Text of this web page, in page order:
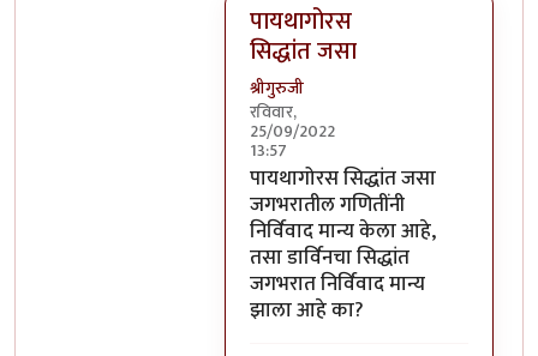
पायथागोरस
सिद्धांत जसा
श्रीगुरुजी
रविवार,
25/09/2022
13:57
In reply toउत्क्रांती आणि स्पेसिएशनचे
पायथागोरस सिद्धांत जसा
जगभरातील गणितींनी
निर्विवाद मान्य केला आहे,
तसा डार्विनचा सिद्धांत
जगभरात निर्विवाद मान्य
झाला आहे का?